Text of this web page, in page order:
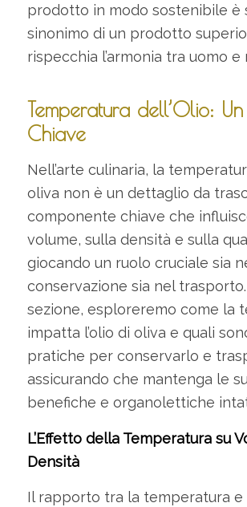
prodotto in modo sostenibile è
sinonimo di un prodotto
rispecchia l’armonia tra uomo e
Temperatura dell’Olio:
Chiave
Nell’arte culinaria, la
oliva non è un dettaglio da
componente chiave che
volume, sulla densità e sulla
giocando un ruolo cruciale sia
conservazione sia nel
sezione, esploreremo come la
impatta l’olio di oliva e quali
pratiche per conservarlo e
assicurando che mantenga le
benefiche e organolettiche
L’Effetto della Temperatura su
Densità
Il rapporto tra la temperatura e